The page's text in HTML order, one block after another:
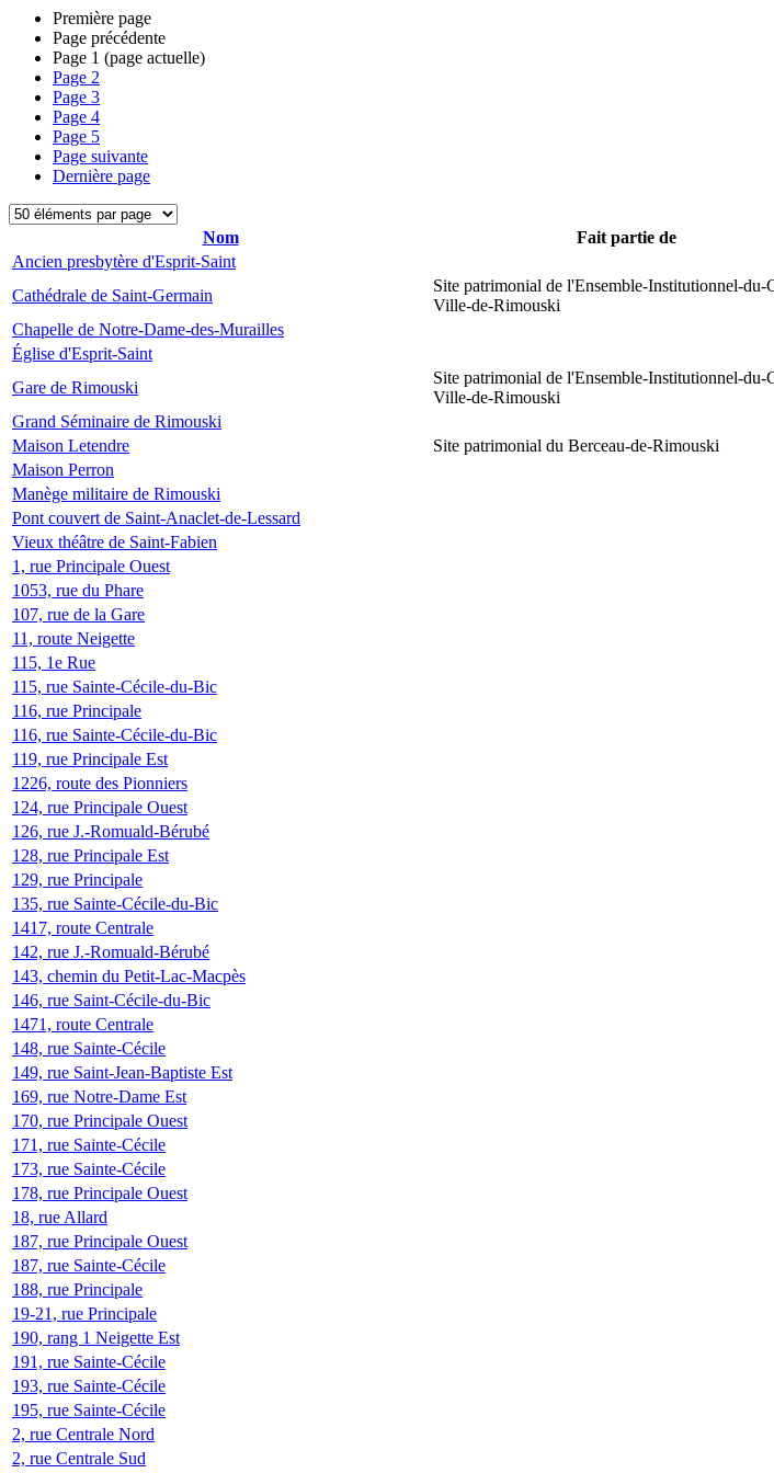
Première page
Page précédente
Page 1 (page actuelle)
Page 2
Page 3
Page 4
Page 5
Page suivante
Dernière page
Nom Fait partie de
Ancien presbytère d'Esprit-Saint
Cathédrale de Saint-Germain
Site patrimonial de l'Ensemble-Institutionnel-du-
Ville-de-Rimouski
Chapelle de Notre-Dame-des-Murailles
Église d'Esprit-Saint
Gare de Rimouski
Site patrimonial de l'Ensemble-Institutionnel-du-
Ville-de-Rimouski
Grand Séminaire de Rimouski
Maison Letendre
Site patrimonial du Berceau-de-Rimouski
Maison Perron
Manège militaire de Rimouski
Pont couvert de Saint-Anaclet-de-Lessard
Vieux théâtre de Saint-Fabien
1, rue Principale Ouest
1053, rue du Phare
107, rue de la Gare
11, route Neigette
115, 1e Rue
115, rue Sainte-Cécile-du-Bic
116, rue Principale
116, rue Sainte-Cécile-du-Bic
119, rue Principale Est
1226, route des Pionniers
124, rue Principale Ouest
126, rue J.-Romuald-Bérubé
128, rue Principale Est
129, rue Principale
135, rue Sainte-Cécile-du-Bic
1417, route Centrale
142, rue J.-Romuald-Bérubé
143, chemin du Petit-Lac-Macpès
146, rue Saint-Cécile-du-Bic
1471, route Centrale
148, rue Sainte-Cécile
149, rue Saint-Jean-Baptiste Est
169, rue Notre-Dame Est
170, rue Principale Ouest
171, rue Sainte-Cécile
173, rue Sainte-Cécile
178, rue Principale Ouest
18, rue Allard
187, rue Principale Ouest
187, rue Sainte-Cécile
188, rue Principale
19-21, rue Principale
190, rang 1 Neigette Est
191, rue Sainte-Cécile
193, rue Sainte-Cécile
195, rue Sainte-Cécile
2, rue Centrale Nord
2, rue Centrale Sud